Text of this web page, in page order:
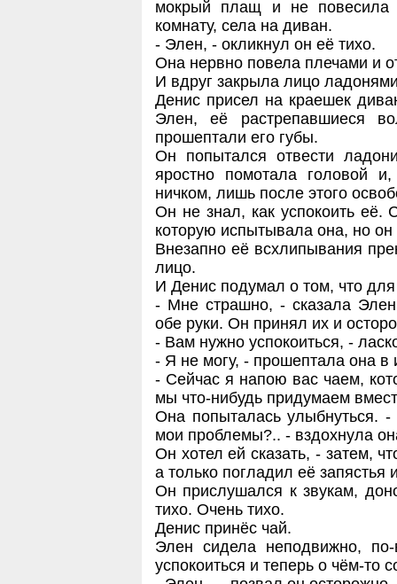
мокрый плащ и не
комнату, села на диван.
- Элен, - окликнул он её тихо.
Она нервно повела плечами и
И вдруг закрыла лицо
Денис присел на краешек
Элен, её растрепавшиеся
прошептали его губы.
Он попытался отвести
яростно помотала головой
ничком, лишь после этого
Он не знал, как успокоить её.
которую испытывала она, но
Внезапно её всхлипывания
лицо.
И Денис подумал о том, что
- Мне страшно, - сказала
обе руки. Он принял их и
- Вам нужно успокоиться, -
- Я не могу, - прошептала она в
- Сейчас я напою вас чаем,
мы что-нибудь придумаем
Она попыталась улыбнуться.
мои проблемы?.. - вздохнула
Он хотел ей сказать, - затем,
а только погладил её
Он прислушался к звукам,
тихо. Очень тихо.
Денис принёс чай.
Элен сидела неподвижно,
успокоиться и теперь о чём-то